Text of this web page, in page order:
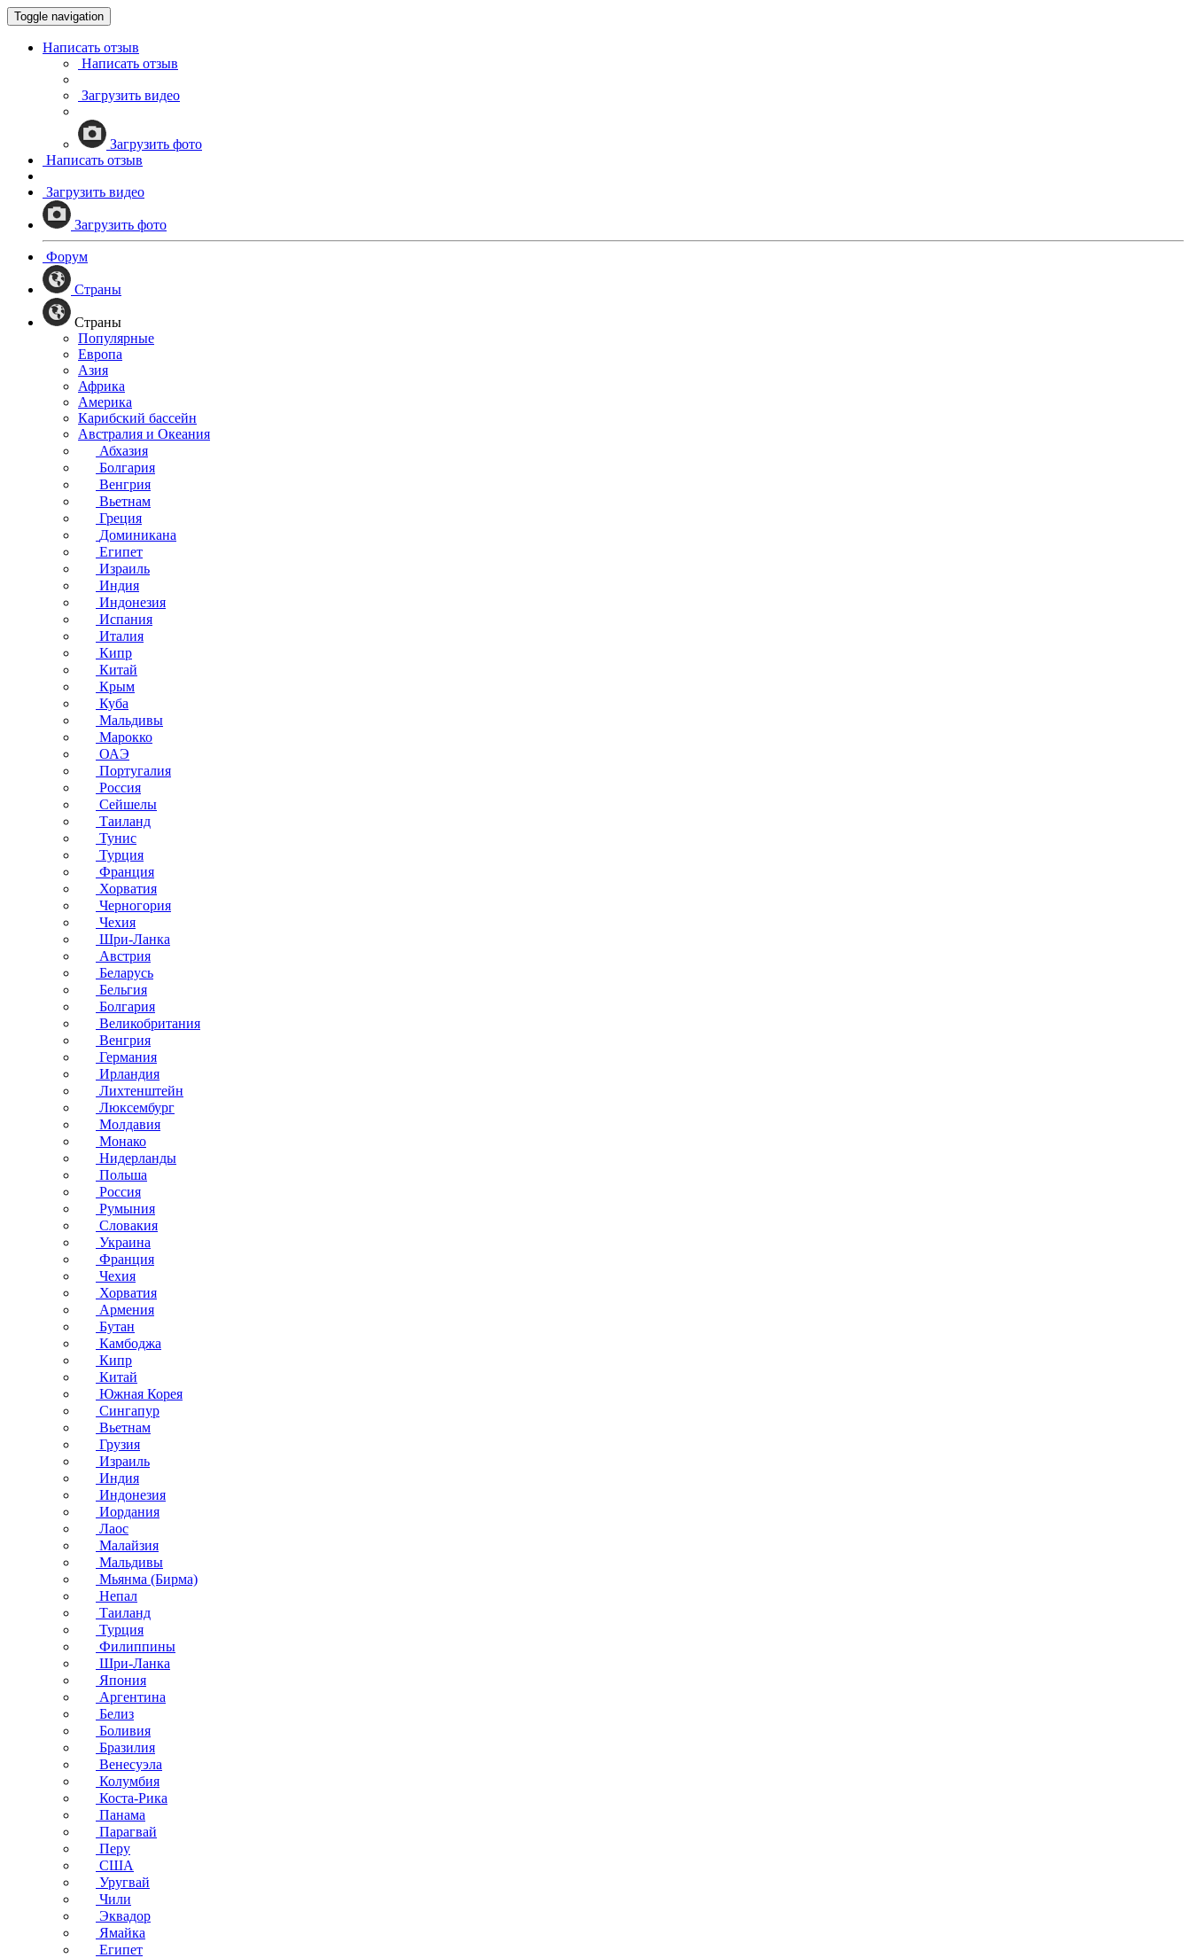
Toggle navigation
Написать отзыв
Написать отзыв
Загрузить видео
Загрузить фото
Написать отзыв
Загрузить видео
Загрузить фото
Форум
Страны
Страны
Популярные
Европа
Азия
Африка
Америка
Карибский бассейн
Австралия и Океания
Абхазия
Болгария
Венгрия
Вьетнам
Греция
Доминикана
Египет
Израиль
Индия
Индонезия
Испания
Италия
Кипр
Китай
Крым
Куба
Мальдивы
Марокко
ОАЭ
Португалия
Россия
Сейшелы
Таиланд
Тунис
Турция
Франция
Хорватия
Черногория
Чехия
Шри-Ланка
Австрия
Беларусь
Бельгия
Болгария
Великобритания
Венгрия
Германия
Ирландия
Лихтенштейн
Люксембург
Молдавия
Монако
Нидерланды
Польша
Россия
Румыния
Словакия
Украина
Франция
Чехия
Хорватия
Армения
Бутан
Камбоджа
Кипр
Китай
Южная Корея
Сингапур
Вьетнам
Грузия
Израиль
Индия
Индонезия
Иордания
Лаос
Малайзия
Мальдивы
Мьянма (Бирма)
Непал
Таиланд
Турция
Филиппины
Шри-Ланка
Япония
Аргентина
Белиз
Боливия
Бразилия
Венесуэла
Колумбия
Коста-Рика
Панама
Парагвай
Перу
США
Уругвай
Чили
Эквадор
Ямайка
Египет